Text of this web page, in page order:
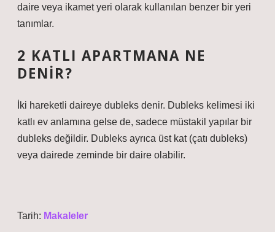
daire veya ikamet yeri olarak kullanılan benzer bir yeri
tanımlar.
2 KATLI APARTMANA NE
DENIR?
İki hareketli daireye dubleks denir. Dubleks kelimesi iki
katlı ev anlamına gelse de, sadece müstakil yapılar bir
dubleks değildir. Dubleks ayrıca üst kat (çatı dubleks)
veya dairede zeminde bir daire olabilir.
Tarih: Makaleler